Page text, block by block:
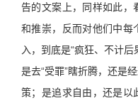
告的文案上，同样如此，
和推崇，反而对他们中每
入，到底是“疯狂、不计后
是去“受罪”瞎折腾，还是
策；是追求自由，还是以